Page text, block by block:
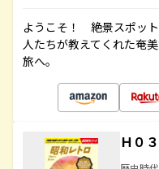
ようこそ！ 絶景スポッ
人たちが教えてくれた奄
旅へ。
Ｈ０